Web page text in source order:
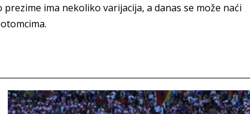
ima nekoliko varijacija, a danas se može naći